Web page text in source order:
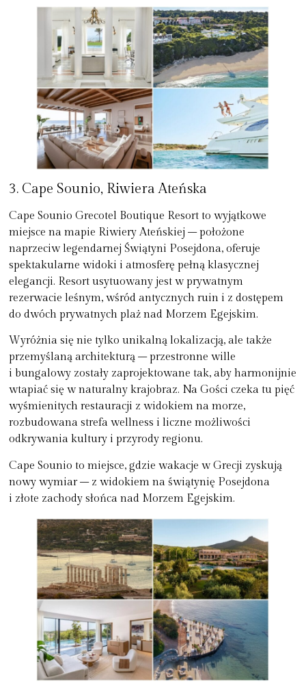
3. Cape Sounio, Riwiera Ateńska
Cape Sounio Grecotel Boutique Resort to wyjątkowe
miejsce na mapie Riwiery Ateńskiej – położone
naprzeciw legendarnej Świątyni Posejdona, oferuje
spektakularne widoki i atmosferę pełną klasycznej
elegancji. Resort usytuowany jest w prywatnym
rezerwacie leśnym, wśród antycznych ruin i z dostępem
do dwóch prywatnych plaż nad Morzem Egejskim.
Wyróżnia się nie tylko unikalną lokalizacją, ale także
przemyślaną architekturą – przestronne wille
i bungalowy zostały zaprojektowane tak, aby harmonijnie
wtapiać się w naturalny krajobraz. Na Gości czeka tu pięć
wyśmienitych restauracji z widokiem na morze,
rozbudowana strefa wellness i liczne możliwości
odkrywania kultury i przyrody regionu.
Cape Sounio to miejsce, gdzie wakacje w Grecji zyskują
nowy wymiar – z widokiem na świątynię Posejdona
i złote zachody słońca nad Morzem Egejskim.